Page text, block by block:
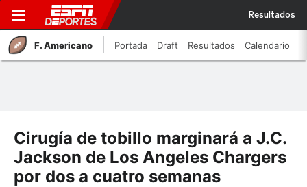
Resultados
F. Americano Portada Draft Resultados Calendario
Cirugía de tobillo marginará a J.C.
Jackson de Los Angeles Chargers
por dos a cuatro semanas